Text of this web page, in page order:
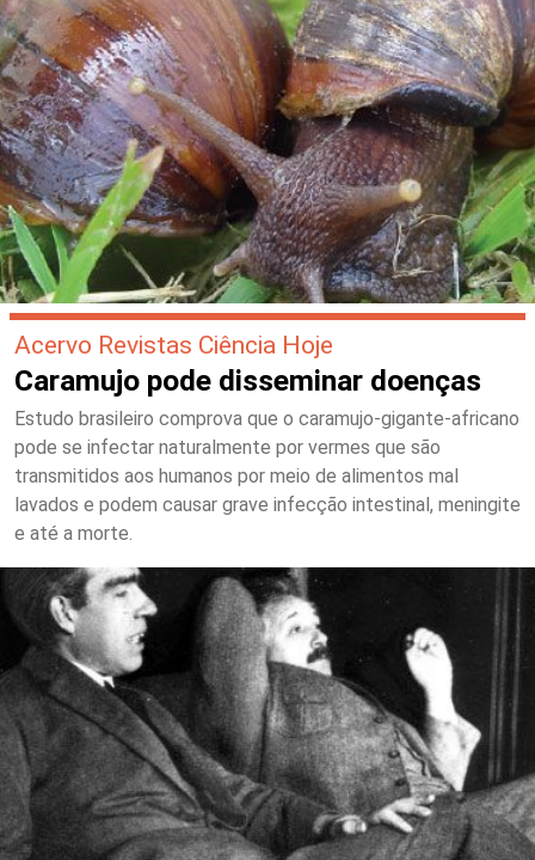
Acervo Revistas Ciência Hoje
Caramujo pode disseminar doenças
Estudo brasileiro comprova que o caramujo-gigante-africano
pode se infectar naturalmente por vermes que são
transmitidos aos humanos por meio de alimentos mal
lavados e podem causar grave infecção intestinal, meningite
e até a morte.